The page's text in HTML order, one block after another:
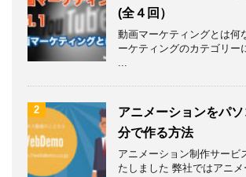
(全４回）
動画マーケティングとは何
ーケティングのカテゴリー
2
アニメーションをパ
分で作る方法
アニメーション制作サービ
たしました 弊社ではアニ